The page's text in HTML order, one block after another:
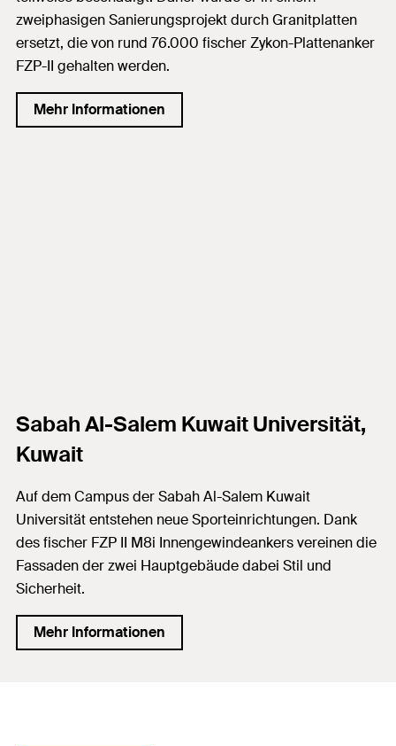
zweiphasigen Sanierungsprojekt durch Granitplatten
ersetzt, die von rund 76.000 fischer Zykon-Plattenanker
FZP-II gehalten werden.
Mehr Informationen
Sabah Al-Salem Kuwait Universität,
Kuwait
Auf dem Campus der Sabah Al-Salem Kuwait
Universität entstehen neue Sporteinrichtungen. Dank
des fischer FZP II M8i Innengewindeankers vereinen die
Fassaden der zwei Hauptgebäude dabei Stil und
Sicherheit.
Mehr Informationen